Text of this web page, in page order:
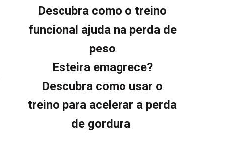
Descubra como o treino
funcional ajuda na perda de
peso
Esteira emagrece?
Descubra como usar o
treino para acelerar a perda
de gordura